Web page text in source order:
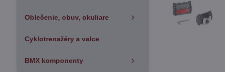
Oblečenie, obuv, okuliare
Cyklotrenažéry a valce
BMX komponenty